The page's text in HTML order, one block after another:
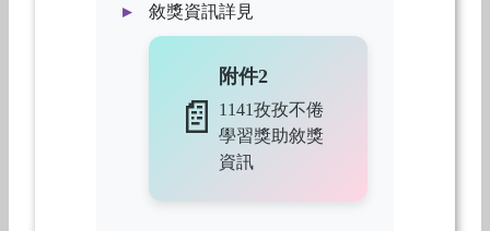
敘獎資訊詳見
附件2
1141孜孜不倦
學習獎助敘獎
資訊